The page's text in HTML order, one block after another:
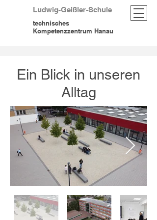
Ludwig-Geißler-Schule
technisches
Kompetenzzentrum Hanau
Ein Blick in unseren
Alltag